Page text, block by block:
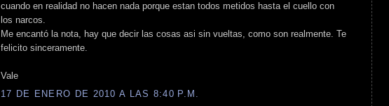
cuando en realidad no hacen nada porque estan todos metidos hasta el cuello con
los narcos.
Me encantó la nota, hay que decir las cosas asi sin vueltas, como son realmente. Te
felicito sinceramente.
Vale
17 DE ENERO DE 2010 A LAS 8:40 P.M.